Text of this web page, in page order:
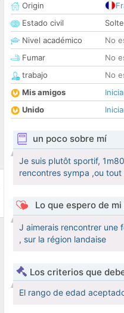
Origin
Estado civil
Nivel académico
No
Fumar
No
trabajo
No
Mis amigos
Unido
un poco sobre mí
Je suis plutôt sportif,
rencontres sympa ,ou
Lo que espero de
J aimerais rencontrer une
, sur la région landaise
Los criterios que
El rango de edad